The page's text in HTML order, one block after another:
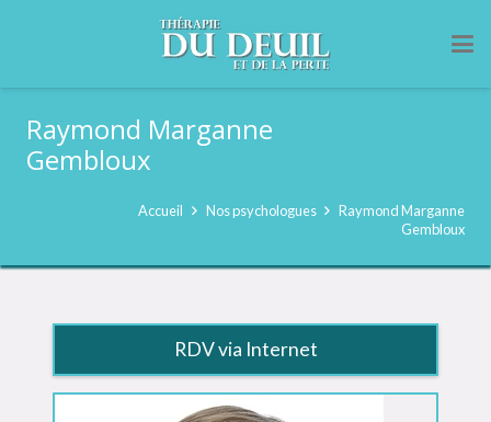
Raymond Marganne
Gembloux
Accueil Nos psychologues
Raymond Marganne
Gembloux
RDV via Internet